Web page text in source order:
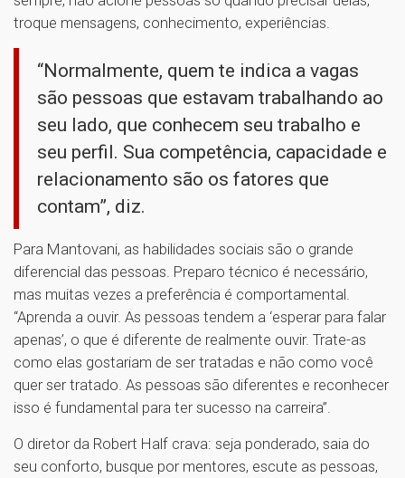
troque mensagens, conhecimento, experiências.
“Normalmente, quem te indica a vagas
são pessoas que estavam trabalhando ao
seu lado, que conhecem seu trabalho e
seu perfil. Sua competência, capacidade e
relacionamento são os fatores que
contam”, diz.
Para Mantovani, as habilidades sociais são o grande
diferencial das pessoas. Preparo técnico é necessário,
mas muitas vezes a preferência é comportamental.
“Aprenda a ouvir. As pessoas tendem a ‘esperar para falar
apenas’, o que é diferente de realmente ouvir. Trate-as
como elas gostariam de ser tratadas e não como você
quer ser tratado. As pessoas são diferentes e reconhecer
isso é fundamental para ter sucesso na carreira”.
O diretor da Robert Half crava: seja ponderado, saia do
seu conforto, busque por mentores, escute as pessoas,